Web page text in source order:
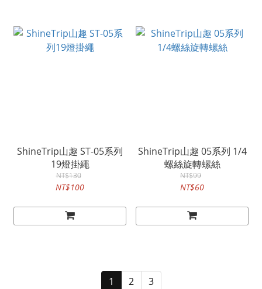
ShineTrip山趣 ST-05系列
19燈掛繩
NT$130
NT$100
ShineTrip山趣 05系列 1/4
螺絲旋轉螺絲
NT$99
NT$60
1 2 3